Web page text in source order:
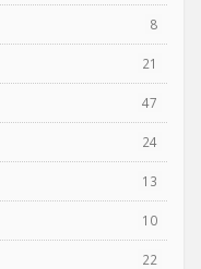
8
21
47
24
13
10
22